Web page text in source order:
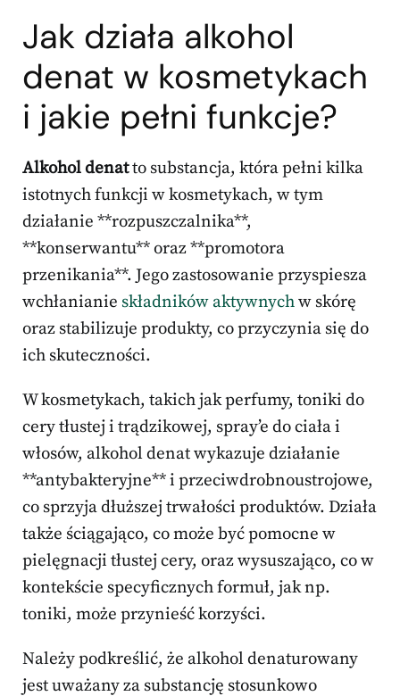
Jak działa alkohol
denat w kosmetykach
i jakie pełni funkcje?
Alkohol denatto substancja, która pełni kilka
istotnych funkcji w kosmetykach, w tym
działanie **rozpuszczalnika**,
**konserwantu** oraz **promotora
przenikania**. Jego zastosowanie przyspiesza
wchłanianie składników aktywnychw skórę
oraz stabilizuje produkty, co przyczynia się do
ich skuteczności.
W kosmetykach, takich jak perfumy, toniki do
cery tłustej i trądzikowej, spray’e do ciała i
włosów, alkohol denat wykazuje działanie
**antybakteryjne** i przeciwdrobnoustrojowe,
co sprzyja dłuższej trwałości produktów. Działa
także ściągająco, co może być pomocne w
pielęgnacji tłustej cery, oraz wysuszająco, co w
kontekście specyficznych formuł, jak np.
toniki, może przynieść korzyści.
Należy podkreślić, że alkohol denaturowany
jest uważany za substancję stosunkowo